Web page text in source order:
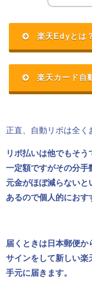
楽天Edyとは？
楽天カード自
正直、自動リボは全く
リボ払いは他でもそう
一定額ですがその分手
元金がほぼ減らないと
あるので個人的におす
届くときは日本郵便か
サインをして新しい楽
手元に届きます。